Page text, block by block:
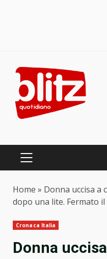
content
PRIMARY
Home » Donna uccisa a
dopo una lite. Fermato
Cronaca Italia
Donna